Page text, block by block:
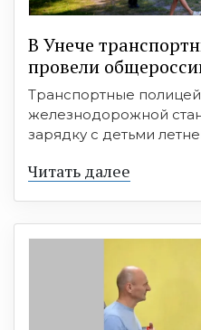
В Унече
провели
Транспортные
железнодорожной
зарядку с детьми
Читать далее